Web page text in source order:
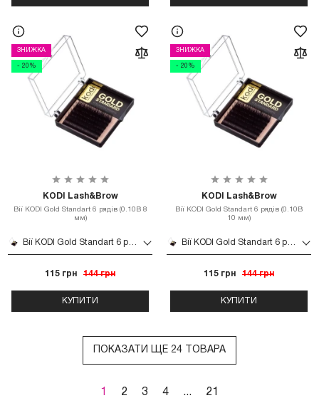
ЗНИЖКА
- 20%
KODI Lash&Brow
Вії KODI Gold Standart 6 рядів (0.10B 8
мм)
115 грн 144 грн
КУПИТИ
ЗНИЖКА
- 20%
KODI Lash&Brow
Вії KODI Gold Standart 6 рядів (0.10B
10 мм)
115 грн 144 грн
КУПИТИ
ПОКАЗАТИ ЩЕ 24 ТОВАРА
1 2 3 4 ... 21